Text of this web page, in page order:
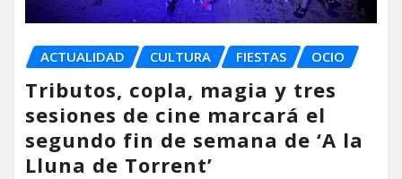
ACTUALIDAD CULTURA FIESTAS OCIO
Tributos, copla, magia y tres
sesiones de cine marcará el
segundo fin de semana de ‘A la
Lluna de Torrent’